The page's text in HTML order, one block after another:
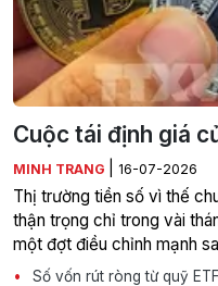
Cuộc tái định giá
MINH TRANG 16-07-2026
Thị trường tiền số vì thế
thận trọng chỉ trong vài
một đợt điều chỉnh mạnh
Số vốn rút ròng từ quỹ